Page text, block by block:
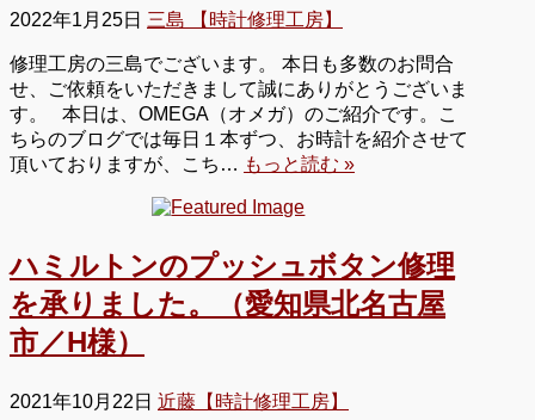
2022年1月25日 三島 【時計修理工房】
修理工房の三島でございます。 本日も多数のお問合
せ、ご依頼をいただきまして誠にありがとうございま
す。 本日は、OMEGA（オメガ）のご紹介です。こ
ちらのブログでは毎日１本ずつ、お時計を紹介させて
頂いておりますが、こち… もっと読む »
ハミルトンのプッシュボタン修理
を承りました。（愛知県北名古屋
市／H様）
2021年10月22日 近藤【時計修理工房】